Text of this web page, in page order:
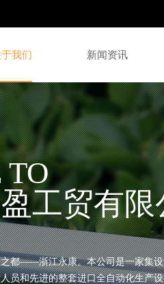
我们 新闻资讯
展会信息粗枝剪系列
手板锯系列
TO
工贸有限
都——浙江永康。本公司是一家集设
员和先进的整套进口全自动化生产